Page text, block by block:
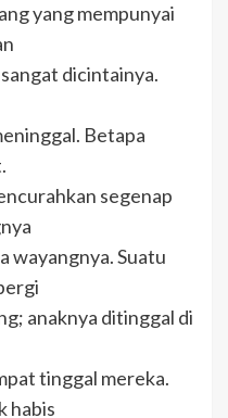
yang mempunyai
dicintainya.
Betapa
segenap
wayangnya. Suatu
anaknya ditinggal di
tinggal mereka.
habis